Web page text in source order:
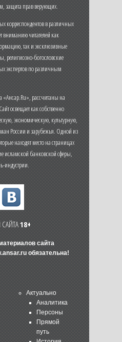
защита прав верующих.
корреспондентов в различных
вниманию читателей как
так и эксклюзивные
религиозно-богословские
экспертов по различным
рассчитаны на
освещает как собственно
экономическую, культурную,
России и зарубежья. Одной из
находят место на страницах
исламской банковской сферы,
индустрии.
САЙТА18+
сайта
обязательна!
Актуально
Аналитика
Персоны
Прямой
путь